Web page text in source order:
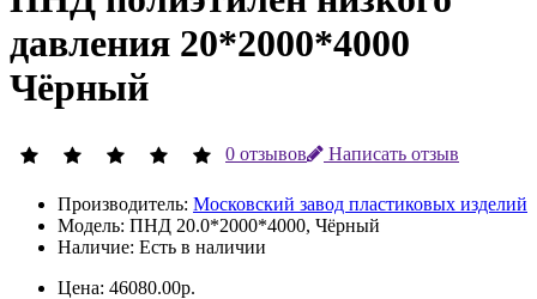
давления 20*2000*4000
Чёрный
0 отзывов Написать отзыв
Производитель: Московский завод пластиковых изделий
Модель: ПНД 20.0*2000*4000, Чёрный
Наличие: Есть в наличии
Цена: 46080.00р.